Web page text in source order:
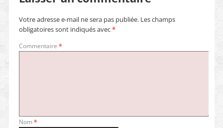
Votre adresse e-mail ne sera pas publiée. Les champs
obligatoires sont indiqués avec*
Commentaire *
Nom *